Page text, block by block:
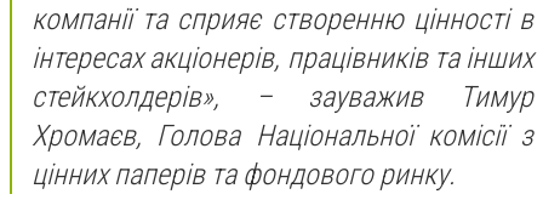
компанії та сприяє створенню цінності в
інтересах акціонерів, працівників та інших
стейкхолдерів», – зауважив Тимур
Хромаєв, Голова Національної комісії з
цінних паперів та фондового ринку.